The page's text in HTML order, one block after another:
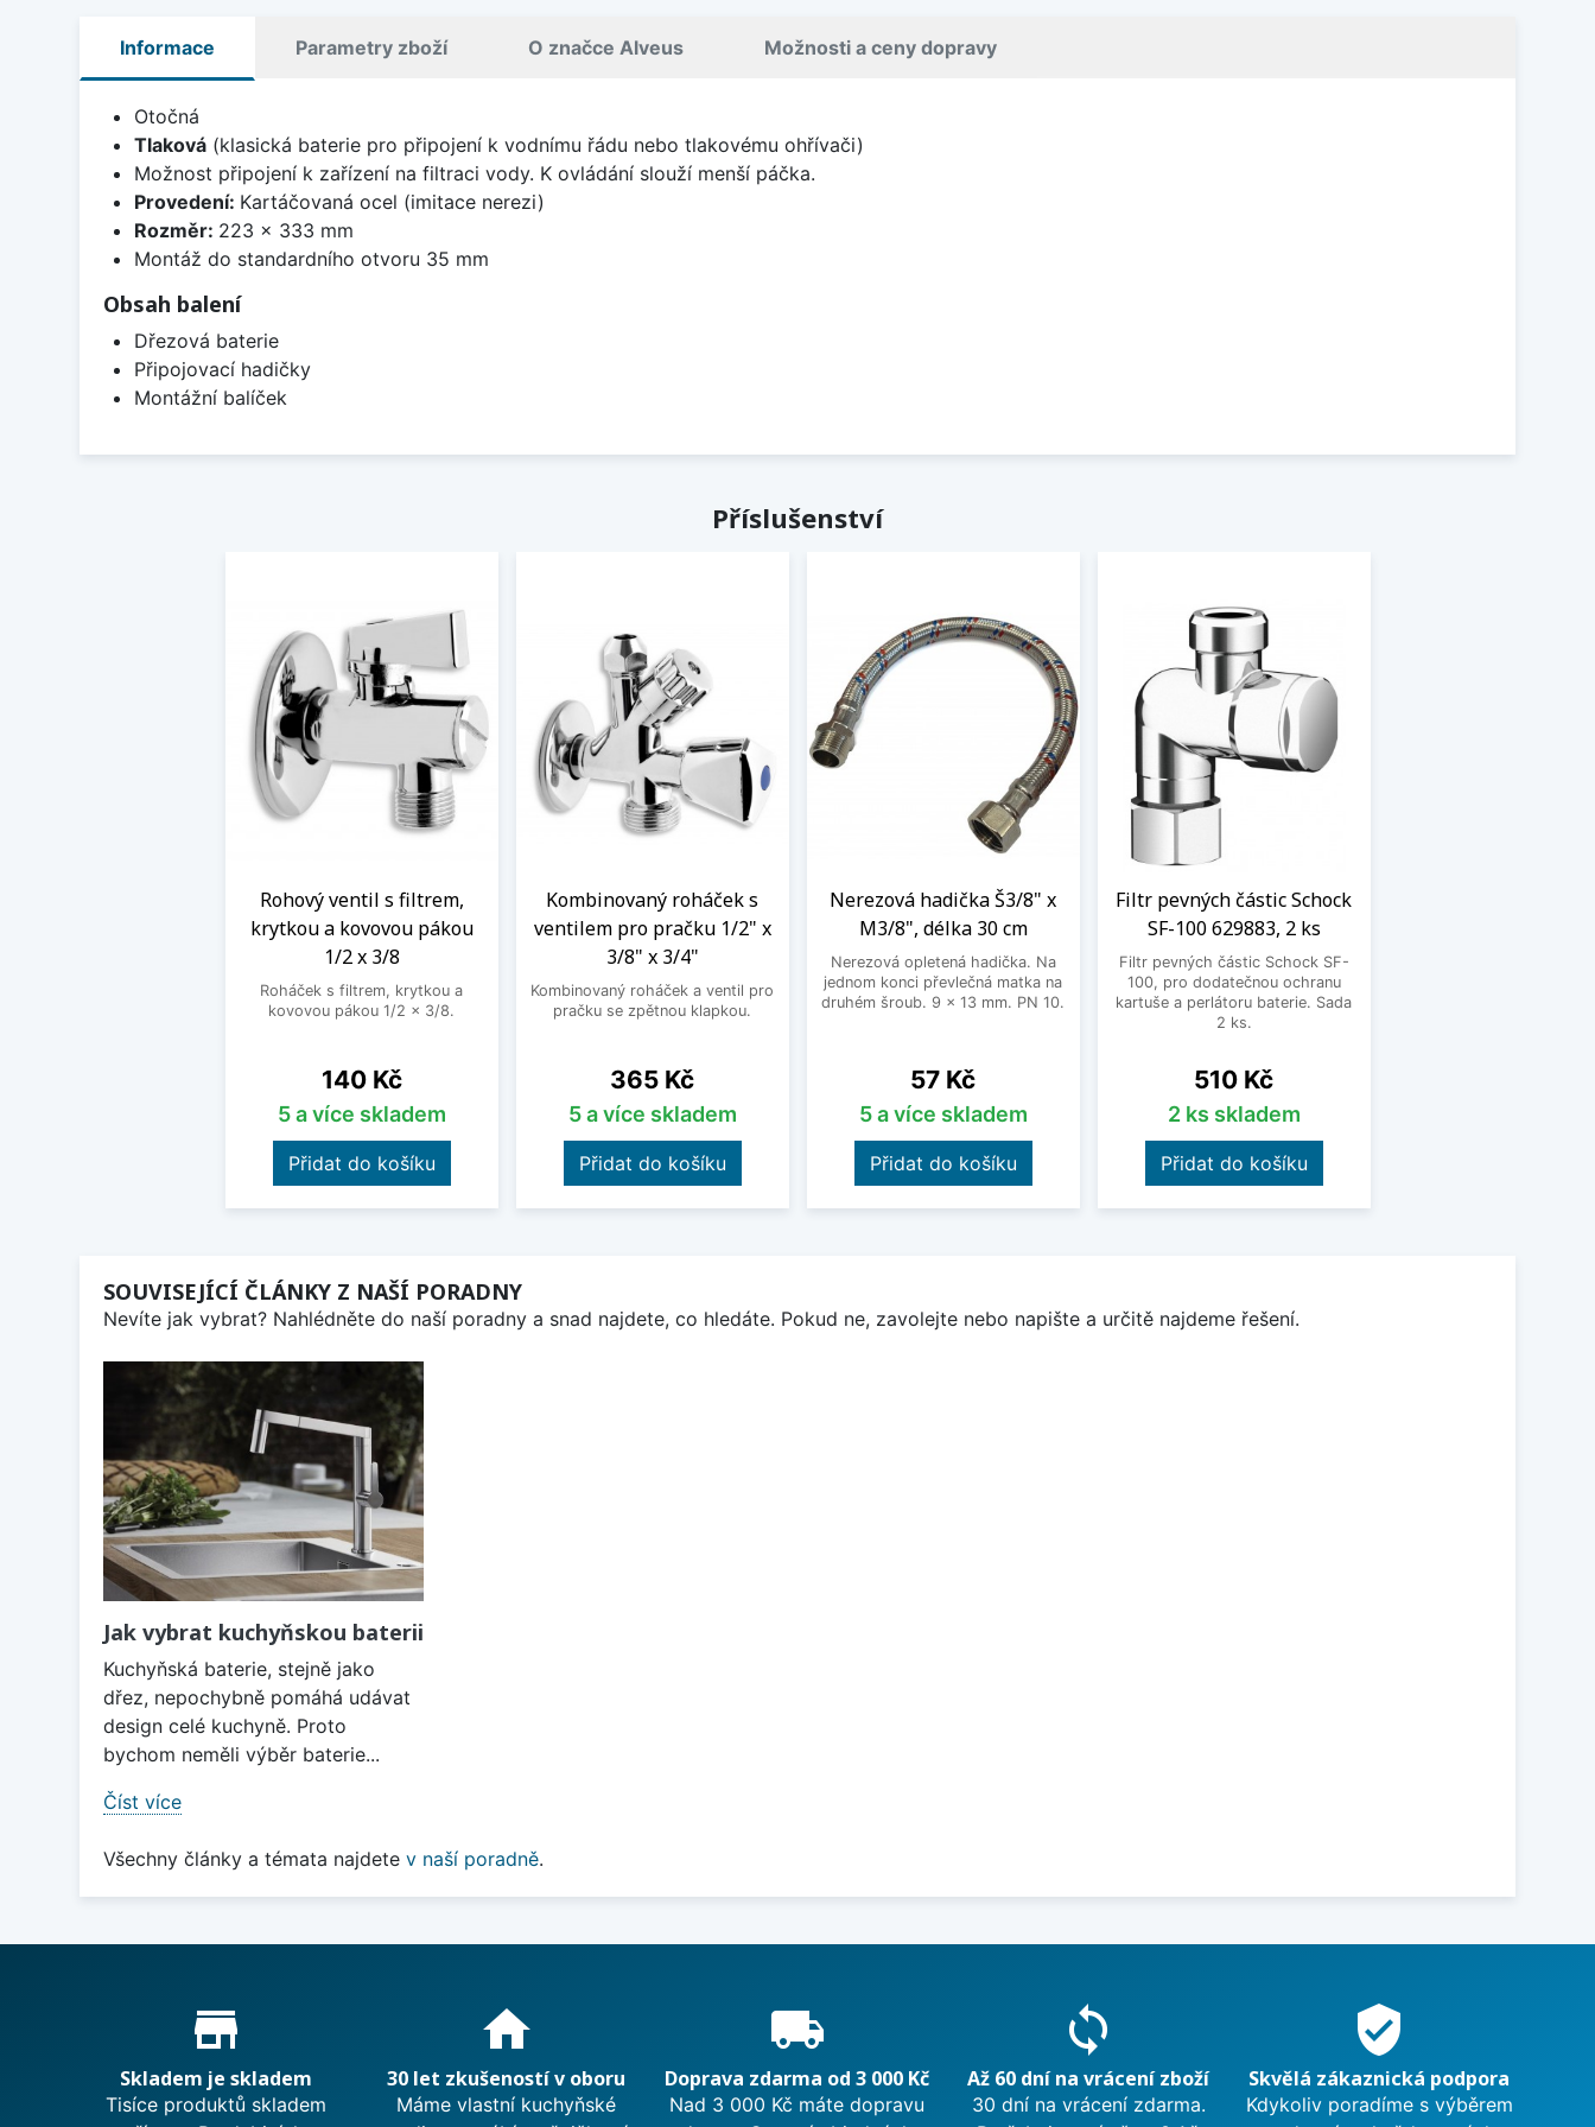
Informace Parametry zboží O značce Alveus Možnosti a ceny dopravy
Otočná
Tlaková(klasická baterie pro připojení k vodnímu řádu nebo tlakovému ohřívači)
Možnost připojení k zařízení na filtraci vody. K ovládání slouží menší páčka.
Provedení: Kartáčovaná ocel (imitace nerezi)
Rozměr: 223 x 333 mm
Montáž do standardního otvoru 35 mm
Obsah balení
Dřezová baterie
Připojovací hadičky
Montážní balíček
Příslušenství
Rohový ventil s filtrem,
krytkou a kovovou pákou
1/2 x 3/8
Roháček s filtrem, krytkou a
kovovou pákou 1/2 x 3/8.
Cena
140 Kč
5 a více skladem
Přidat do košíku
Kombinovaný roháček s
ventilem pro pračku 1/2" x
3/8" x 3/4"
Kombinovaný roháček a ventil pro
pračku se zpětnou klapkou.
Cena
365 Kč
5 a více skladem
Přidat do košíku
Nerezová hadička Š3/8" x
M3/8", délka 30 cm
Nerezová opletená hadička. Na
jednom konci převlečná matka na
druhém šroub. 9 x 13 mm. PN 10.
Cena
57 Kč
5 a více skladem
Přidat do košíku
Filtr pevných částic Schock
SF-100 629883, 2 ks
Filtr pevných částic Schock SF-
100, pro dodatečnou ochranu
kartuše a perlátoru baterie. Sada
2 ks.
Cena
510 Kč
2 ks skladem
Přidat do košíku
SOUVISEJÍCÍ ČLÁNKY Z NAŠÍ PORADNY
Nevíte jak vybrat? Nahlédněte do naší poradny a snad najdete, co hledáte. Pokud ne, zavolejte nebo napište a určitě najdeme řešení.
Jak vybrat kuchyňskou baterii
Kuchyňská baterie, stejně jako
dřez, nepochybně pomáhá udávat
design celé kuchyně. Proto
bychom neměli výběr baterie...
Číst více
Všechny články a témata najdete v naší poradně.
Proč nakupovat u nás?
store_mall_directory
Skladem je skladem
Tisíce produktů skladem
home
30 let zkušeností v oboru
Máme vlastní kuchyňské
local_shipping
Doprava zdarma od 3 000 Kč
Nad 3 000 Kč máte dopravu
sync
Až 60 dní na vrácení zboží
30 dní na vrácení zdarma.
verified_user
Skvělá zákaznická podpora
Kdykoliv poradíme s výběrem